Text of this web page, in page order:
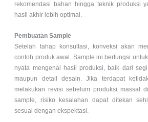
rekomendasi bahan hingga teknik produksi
hasil akhir lebih optimal.
Pembuatan Sample
Setelah tahap konsultasi, konveksi akan
contoh produk awal. Sample ini berfungsi
nyata mengenai hasil produksi, baik dari
maupun detail desain. Jika terdapat
melakukan revisi sebelum produksi massal
sample, risiko kesalahan dapat ditekan
sesuai dengan ekspektasi.